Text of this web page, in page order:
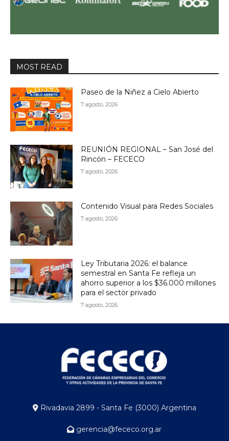
MOST READ
Paseo de la Niñez a Cielo Abierto
7 agosto, 2026
REUNIÓN REGIONAL – San José del
Rincón – FECECO
7 agosto, 2026
Contenido Visual para Redes Sociales
7 agosto, 2026
Ley Tributaria 2026: el balance
semestral en Santa Fe refleja un
ahorro superior a los $36.000 millones
para el sector privado
7 agosto, 2026
Rivadavia 2899 - Santa Fe (3000) Argentina
gerencia@fececo.org.ar